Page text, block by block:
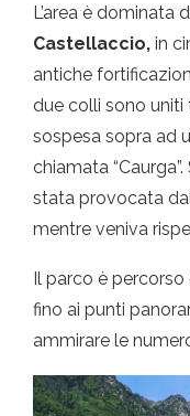
L’area è dominata
Castellaccio, in
antiche
due colli sono uniti
sospesa sopra ad
chiamata
stata provocata
mentre veniva
Il parco è
fino ai punti
ammirare le